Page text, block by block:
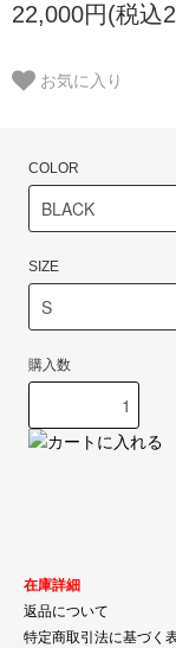
22,000円(税込
お気に入り
COLOR
SIZE
購入数
在庫詳細
返品について
特定商取引法に基づく